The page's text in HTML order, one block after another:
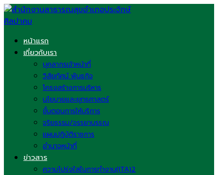
Skip
to
หน้าแรก
เกี่ยวกับเรา
บุคลากรเจ้าหน้าที่
วิสัยทัศน์ พันธกิจ
โครงสร้างการบริหาร
นโยบายและยุทธศาสตร์
ขั้นตอนการให้บริการ
จริยธรรม/จรรยาบรรณ
แผนปฏิบัติราชการ
อำนาจหน้าที่
ข่าวสาร
ความโปร่งใสในการทำงาน(ITA)2